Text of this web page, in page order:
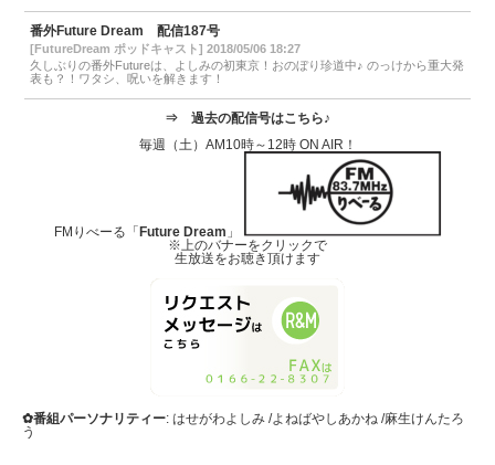
番外Future Dream 配信187号
[FutureDream ポッドキャスト] 2018/05/06 18:27
久しぶりの番外Futureは、よしみの初東京！おのぼり珍道中♪ のっけから重大発
表も？！ワタシ、呪いを解きます！
⇒ 過去の配信号はこちら♪
毎週（土）AM10時～12時 ON AIR！
FMりべーる「 Future Dream 」
※上のバナーをクリックで
生放送をお聴き頂けます
✿番組パーソナリティー: はせがわよしみ /よねばやしあかね /麻生けんたろ
う